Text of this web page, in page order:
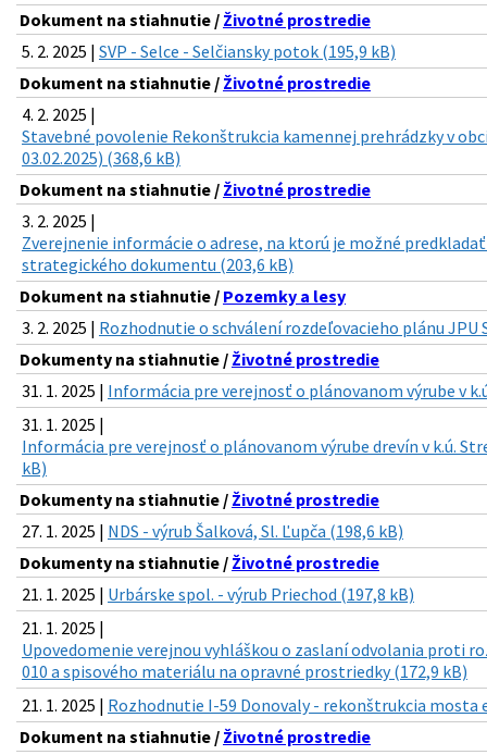
Dokument na stiahnutie / Životné prostredie
5. 2. 2025 | SVP - Selce - Selčiansky potok (195,9 kB)
Dokument na stiahnutie / Životné prostredie
4. 2. 2025 |
Stavebné povolenie Rekonštrukcia kamennej prehrádzky v
03.02.2025) (368,6 kB)
Dokument na stiahnutie / Životné prostredie
3. 2. 2025 |
Zverejnenie informácie o adrese, na ktorú je možné
strategického dokumentu (203,6 kB)
Dokument na stiahnutie / Pozemky a lesy
3. 2. 2025 | Rozhodnutie o schválení rozdeľovacieho plánu JPU
Dokumenty na stiahnutie / Životné prostredie
31. 1. 2025 | Informácia pre verejnosť o plánovanom výrube v
31. 1. 2025 |
Informácia pre verejnosť o plánovanom výrube drevín v k.ú.
kB)
Dokumenty na stiahnutie / Životné prostredie
27. 1. 2025 | NDS - výrub Šalková, Sl. Ľupča (198,6 kB)
Dokumenty na stiahnutie / Životné prostredie
21. 1. 2025 | Urbárske spol. - výrub Priechod (197,8 kB)
21. 1. 2025 |
Upovedomenie verejnou vyhláškou o zaslaní odvolania proti
010 a spisového materiálu na opravné prostriedky (172,9 kB)
21. 1. 2025 | Rozhodnutie I-59 Donovaly - rekonštrukcia mosta
Dokument na stiahnutie / Životné prostredie